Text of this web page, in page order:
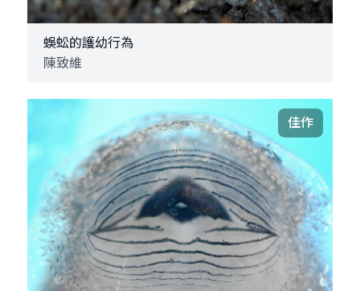
蜈蚣的護幼行為
陳致維
佳作